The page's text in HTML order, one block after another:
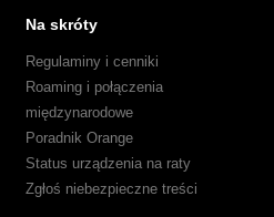
Na skróty
Regulaminy i cenniki
Roaming i połączenia
międzynarodowe
Poradnik Orange
Status urządzenia na raty
Zgłoś niebezpieczne treści